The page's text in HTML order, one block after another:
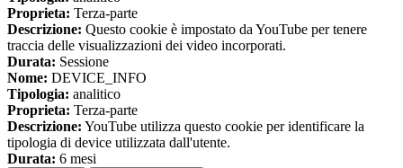
Proprieta: Terza-parte
Descrizione: Questo cookie è impostato da YouTube per tenere
traccia delle visualizzazioni dei video incorporati.
Durata: Sessione
Nome: DEVICE_INFO
Tipologia: analitico
Proprieta: Terza-parte
Descrizione: YouTube utilizza questo cookie per identificare la
tipologia di device utilizzata dall'utente.
Durata: 6 mesi